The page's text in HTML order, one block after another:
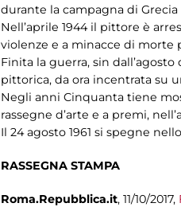
durante la campagna di
Nell’aprile 1944 il pittore è
violenze e a minacce di morte
Finita la guerra, sin
pittorica, da ora incentrata su
Negli anni Cinquanta tiene
rassegne d’arte e a premi,
Il 24 agosto 1961 si spegne
RASSEGNA STAMPA
Roma.Repubblica.it, 11/10/2017,